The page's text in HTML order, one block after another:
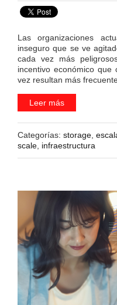
Las organizaciones
inseguro que se ve
cada vez más
incentivo económico que
vez resultan más
Leer más
Categorías: storage
scale infraestructura